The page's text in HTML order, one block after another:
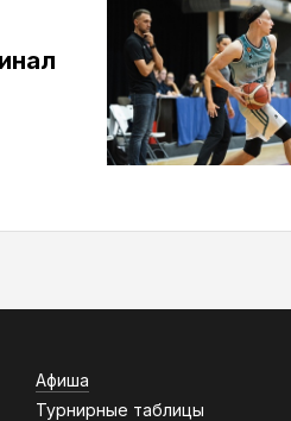
Афиша
Турнирные таблицы